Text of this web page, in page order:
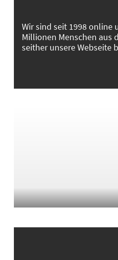
Wir sind seit 1998 online
Millionen Menschen aus
seither unsere Webseite